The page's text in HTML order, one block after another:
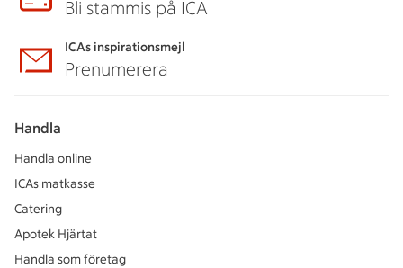
Bli stammis på ICA
ICAs inspirationsmejl
Prenumerera
Handla
Handla online
ICAs matkasse
Catering
Apotek Hjärtat
Handla som företag